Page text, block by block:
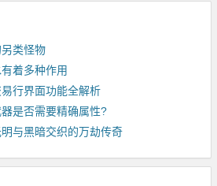
类怪物
着多种作用
行界面功能全解析
是否需要精确属性?
与黑暗交织的万劫传奇